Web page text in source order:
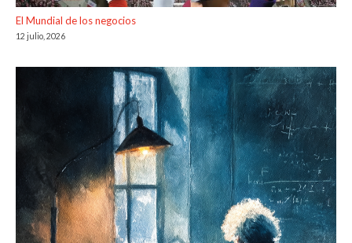
El Mundial de los negocios
12 julio, 2026